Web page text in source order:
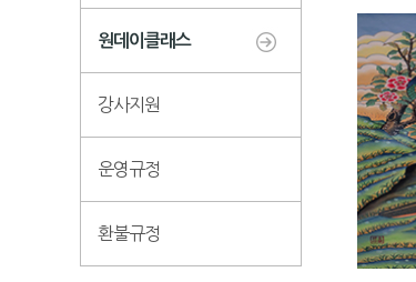
원데이클래스
강사지원
운영규정
환불규정